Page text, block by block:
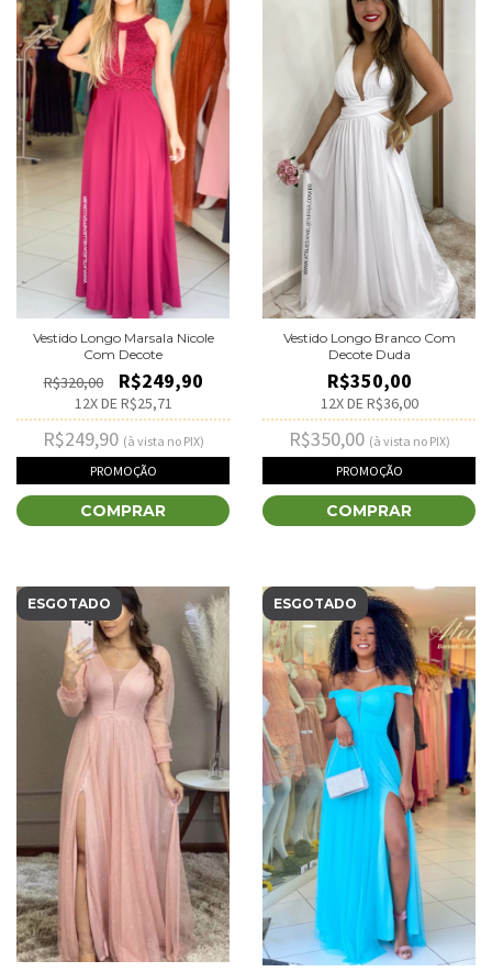
Vestido Longo Marsala Nicole
Com Decote
R$320,00 R$249,90
12X DER$25,71
R$249,90 (à vista no PIX)
PROMOÇÃO
COMPRAR
Vestido Longo Branco Com
Decote Duda
R$350,00
12X DER$36,00
R$350,00 (à vista no PIX)
PROMOÇÃO
COMPRAR
ESGOTADO ESGOTADO